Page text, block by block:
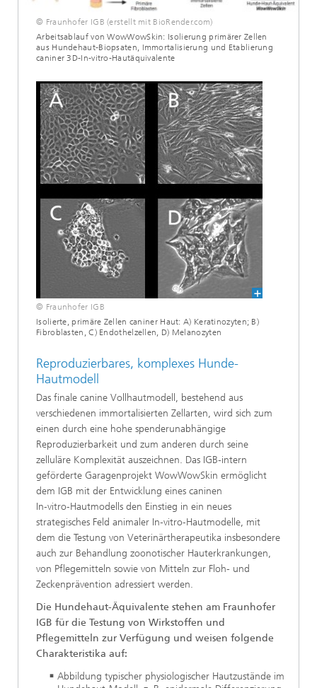
© Fraunhofer IGB (erstellt mit BioRender.com)
Arbeitsablauf von WowWowSkin: Isolierung primärer Zellen
aus Hundehaut-Biopsaten, Immortalisierung und Etablierung
caniner 3D-In-vitro-Hautäquivalente
© Fraunhofer IGB
Isolierte, primäre Zellen caniner Haut: A) Keratinozyten; B)
Fibroblasten, C) Endothelzellen, D) Melanozyten
Reproduzierbares, komplexes Hunde-
Hautmodell
Das finale canine Vollhautmodell, bestehend aus
verschiedenen immortalisierten Zellarten, wird sich zum
einen durch eine hohe spenderunabhängige
Reproduzierbarkeit und zum anderen durch seine
zelluläre Komplexität auszeichnen. Das IGB‑intern
geförderte Garagenprojekt WowWowSkin ermöglicht
dem IGB mit der Entwicklung eines caninen
In‑vitro‑Hautmodells den Einstieg in ein neues
strategisches Feld animaler In‑vitro‑Hautmodelle, mit
dem die Testung von Veterinärtherapeutika insbesondere
auch zur Behandlung zoonotischer Hauterkrankungen,
von Pflegemitteln sowie von Mitteln zur Floh- und
Zeckenprävention adressiert werden.
Die Hundehaut-Äquivalente stehen am Fraunhofer
IGB für die Testung von Wirkstoffen und
Pflegemitteln zur Verfügung und weisen folgende
Charakteristika auf:
Abbildung typischer physiologischer Hautzustände im